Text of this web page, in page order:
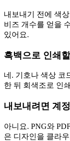
내보내기 전에 색
비즈 개수를 얻을
있어요.
흑백으로 인쇄
네. 기호나 색상 코
한 뒤 회색조로 인
내보내려면 계
아니요. PNG와
은 디자인을 클라